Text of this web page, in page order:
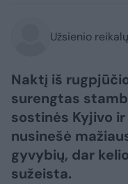
Užsienio
Naktį iš
surengtas
sostinės Kyjivo
nusinešė
gyvybių, dar
sužeista.